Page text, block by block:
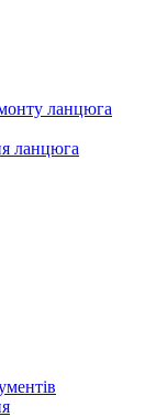
ланцюга
ланцюга